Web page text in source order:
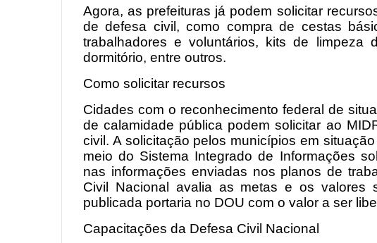
Agora, as prefeituras já podem solicitar
de defesa civil, como compra de cestas
trabalhadores e voluntários, kits de limpeza
dormitório, entre outros.
Como solicitar recursos
Cidades com o reconhecimento federal de
de calamidade pública podem solicitar ao
civil. A solicitação pelos municípios em
meio do Sistema Integrado de Informações
nas informações enviadas nos planos de
Civil Nacional avalia as metas e os valores
publicada portaria no DOU com o valor a ser
Capacitações da Defesa Civil Nacional